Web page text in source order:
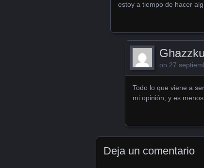
estoy a tiempo de hacer
on 27
Todo lo que viene a
mi opinión, y es
Deja un comentario